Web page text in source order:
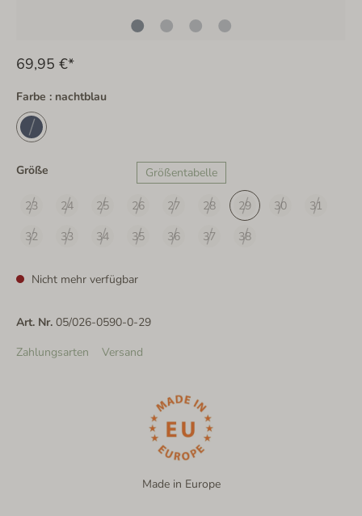
69,95 €*
Farbe : nachtblau
Größe Größentabelle
23 24 25 26 27 28 29 30
31
32
33 34 35 36 37 38
Nicht mehr verfügbar
Art. Nr. 05/026-0590-0-29
Zahlungsarten
Versand
Made in Europe